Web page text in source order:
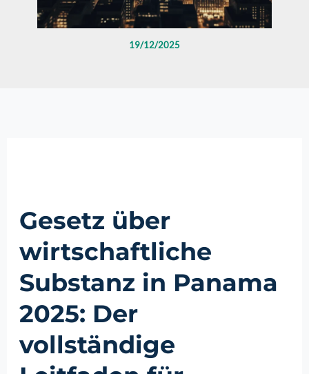
19/12/2025
Gesetz über
wirtschaftliche
Substanz in Panama
2025: Der
vollständige